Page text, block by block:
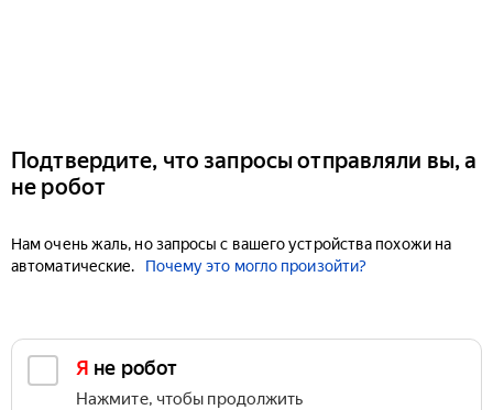
Подтвердите, что запросы отправляли вы, а
не робот
Нам очень жаль, но запросы с вашего устройства похожи на
автоматические.
Почему это могло произойти?
Я не робот
Нажмите, чтобы продолжить